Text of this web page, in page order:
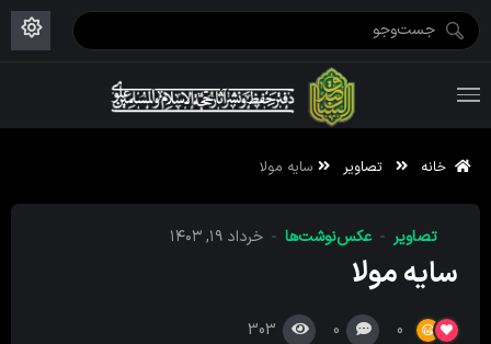
خانه تصاویر سایه مولا
تصاویر عکس‌نوشت‌ها خرداد ۱۹, ۱۴۰۳
سایه مولا
0
0
303